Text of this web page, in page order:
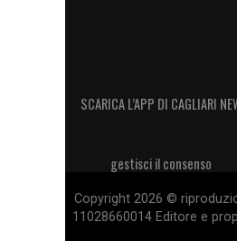
SCARICA L’APP DI CAGLIARI
gestisci il consenso
Copyright 2026 ©
11028660014 Editore e